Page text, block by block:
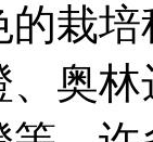
栽
奥